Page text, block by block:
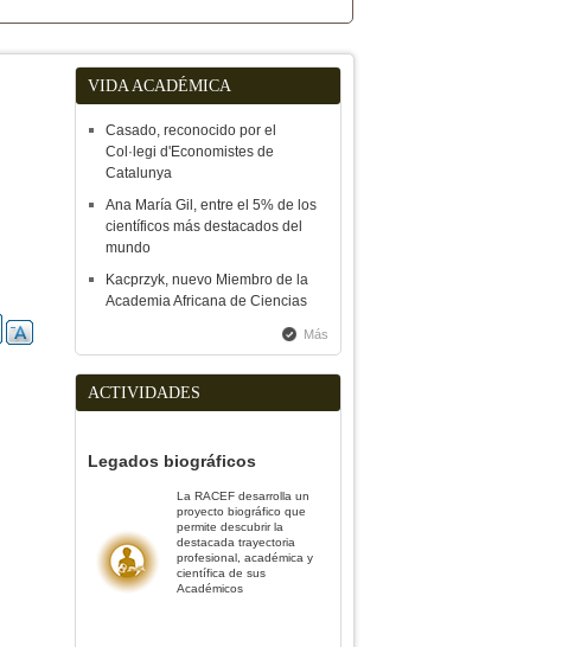
VIDA ACADÉMICA
Casado, reconocido por el
Col·legi d'Economistes de
Catalunya
Ana María Gil, entre el 5% de los
científicos más destacados del
mundo
Kacprzyk, nuevo Miembro de la
Academia Africana de Ciencias
Más
ACTIVIDADES
Legados biográficos
La RACEF desarrolla un
proyecto biográfico que
permite descubrir la
destacada trayectoria
profesional, académica y
científica de sus
Académicos